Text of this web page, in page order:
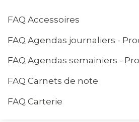
FAQ Accessoires
FAQ Agendas journaliers -
FAQ Agendas semainiers -
FAQ Carnets de note
FAQ Carterie